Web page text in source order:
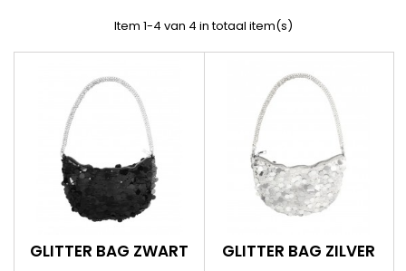
Item 1-4 van 4 in totaal item(s)
GLITTER BAG ZWART GLITTER BAG ZILVER